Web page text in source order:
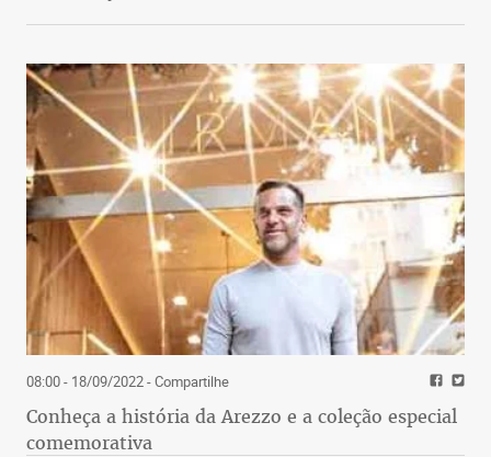
08:00 - 18/09/2022- Compartilhe
Conheça a história da Arezzo e a coleção especial
comemorativa